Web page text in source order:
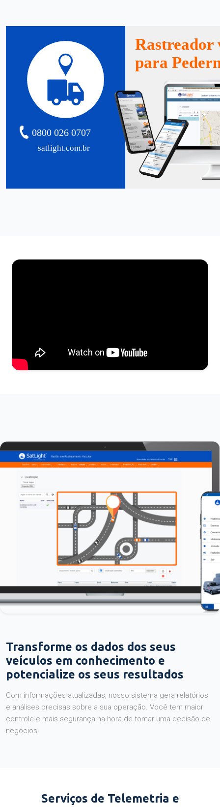
satlight.com.br
0800 026 0707
Rastreador
para
Transforme os dados dos seus
veículos em conhecimento e
potencialize os seus resultados
Com informações atualizadas, nosso sistema gera relatórios
e análises precisas sobre a sua operação. Você tem maior
controle e mais segurança na hora de tomar uma decisão de
negócios.
Serviços de Telemetria e